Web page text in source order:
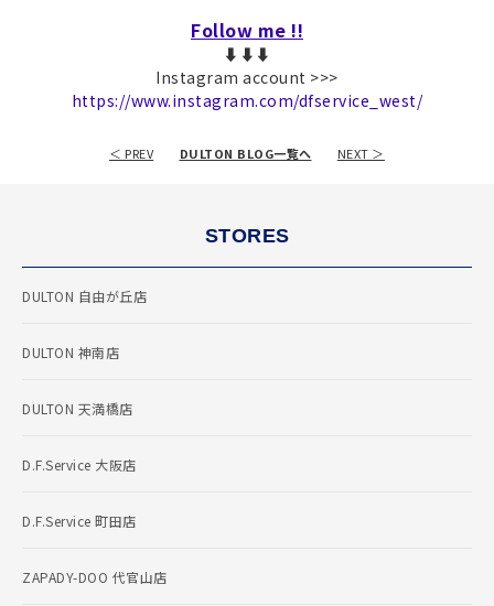
Follow me !!
⬇︎⬇︎⬇︎
Instagram account >>>
https://www.instagram.com/dfservice_west/
＜ PREV DULTON BLOG一覧へ NEXT ＞
STORES
DULTON 自由が丘店
DULTON 神南店
DULTON 天満橋店
D.F.Service 大阪店
D.F.Service 町田店
ZAPADY-DOO 代官山店